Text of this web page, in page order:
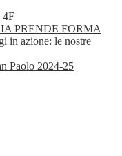
4F
PRENDE FORMA
in azione: le nostre
Paolo 2024-25